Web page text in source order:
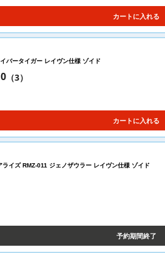
カートに入れる
バータイガー レイヴン仕様 ゾイド
（3）
カートに入れる
ライズ RMZ-011 ジェノザウラー レイヴン仕様 ゾイド
予約期間終了